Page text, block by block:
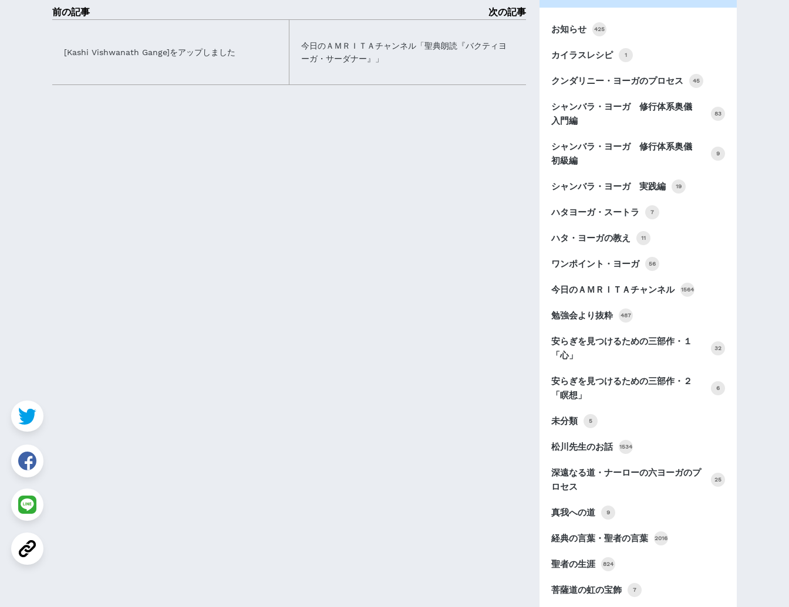
前の記事
[Kashi Vishwanath Gange]をアップしました
次の記事
今日のＡＭＲＩＴＡチャンネル「聖典朗読『バクティヨ
ーガ・サーダナー』」
お知らせ 425
カイラスレシピ 1
クンダリニー・ヨーガのプロセス 45
シャンバラ・ヨーガ 修行体系奥儀
入門編
83
シャンバラ・ヨーガ 修行体系奥儀
初級編
9
シャンバラ・ヨーガ 実践編 19
ハタヨーガ・スートラ 7
ハタ・ヨーガの教え 11
ワンポイント・ヨーガ 56
今日のＡＭＲＩＴＡチャンネル 1564
勉強会より抜粋 487
安らぎを見つけるための三部作・１
「心」
32
安らぎを見つけるための三部作・２
「瞑想」
6
未分類 5
松川先生のお話 1534
深遠なる道・ナーローの六ヨーガのプ
ロセス
25
真我への道 9
経典の言葉・聖者の言葉 2016
聖者の生涯 824
菩薩道の虹の宝飾 7